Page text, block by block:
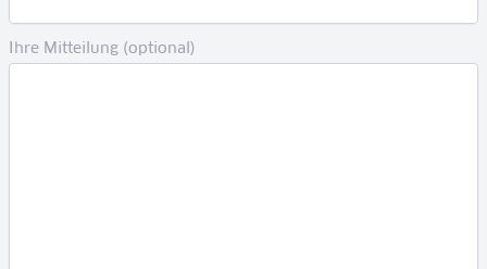
Ihre Mitteilung (optional)